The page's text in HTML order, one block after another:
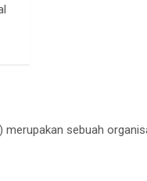
sebuah